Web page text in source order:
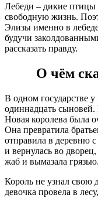
Лебеди – дикие птицы
свободную жизнь.
Элизы именно в
будучи
рассказать правду.
О чём
В одном государстве
одиннадцать
Новая королева была
Она превратила
отправила в деревню с
и вернулась во
жаб и вымазала грязью.
Король не узнал свою
девочка провела в